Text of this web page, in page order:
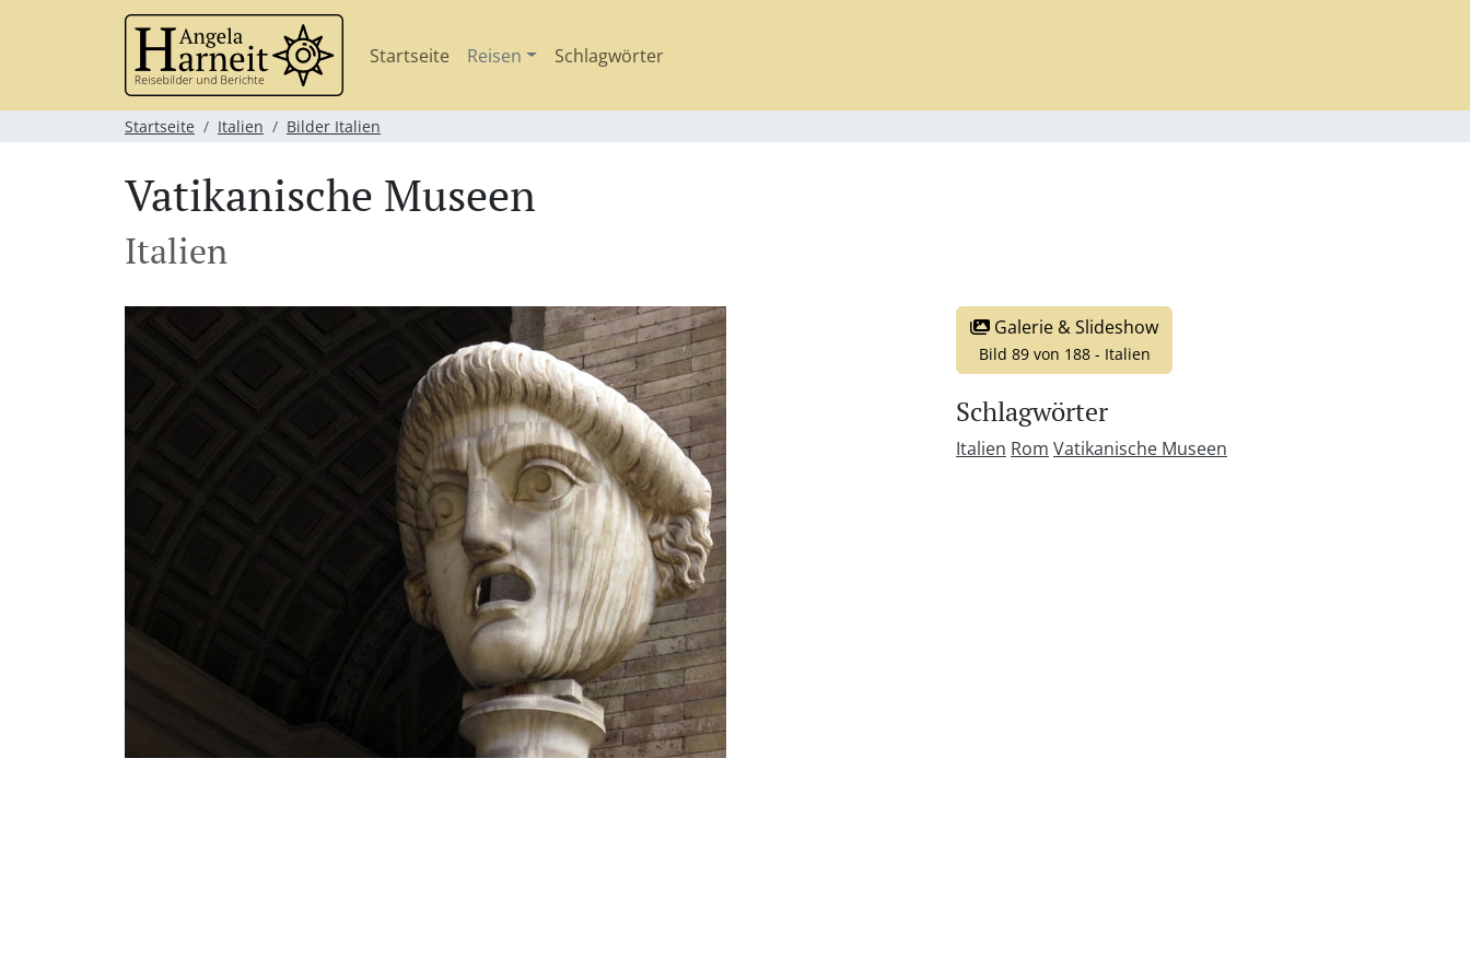
Startseite Reisen Schlagwörter
Startseite Italien Bilder Italien
Vatikanische Museen
Italien
Galerie & Slideshow
Bild 89 von 188 - Italien
Schlagwörter
Italien Rom Vatikanische Museen